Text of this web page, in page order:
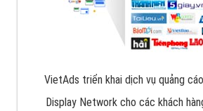
VietAds triển khai dịch vụ quảng
Display Network cho các khách